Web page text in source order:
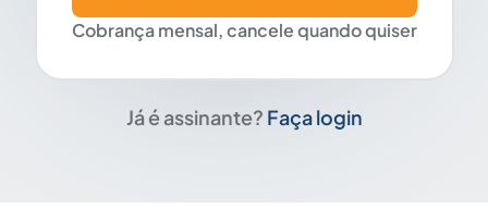
Cobrança mensal, cancele quando quiser
Já é assinante? Faça login